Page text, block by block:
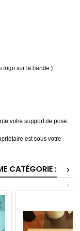
logo sur la bande )
votre support de pose.
est sous votre
CATÉGORIE :
>
<